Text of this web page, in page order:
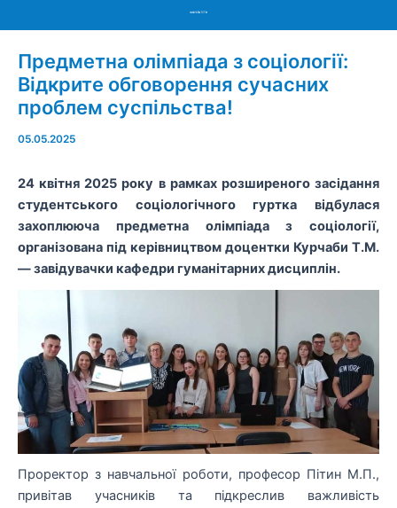
Menu
Предметна олімпіада з соціології:
Відкрите обговорення сучасних
проблем суспільства!
05.05.2025
24 квітня 2025 року в рамках розширеного засідання
студентського соціологічного гуртка відбулася
захоплююча предметна олімпіада з соціології,
організована під керівництвом доцентки Курчаби Т.М.
— завідувачки кафедри гуманітарних дисциплін.
Проректор з навчальної роботи, професор Пітин М.П.,
привітав учасників та підкреслив важливість